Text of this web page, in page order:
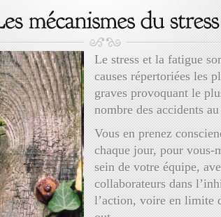
Le stress et la fatigue
causes répertoriées les
graves provoquant le
nombre des accidents
Vous en prenez
chaque jour, pour vous-
sein de votre équipe,
collaborateurs dans
l’action, voire en limite